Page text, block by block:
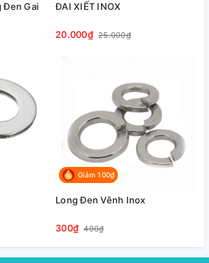
Đen Gai
ĐAI XIẾT INOX
20.000₫ 25.000₫
Giảm 100₫
Long Đen Vênh Inox
300₫ 400₫